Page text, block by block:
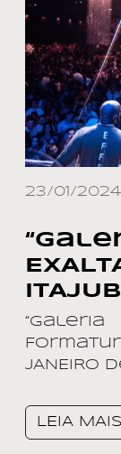
23/01/2024
“Galeria
JANEIRO
LEIA MAIS